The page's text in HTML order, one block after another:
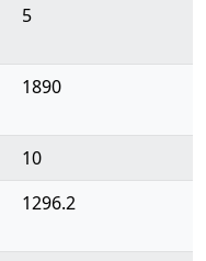
5
1890
10
1296.2